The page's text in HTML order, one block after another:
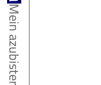
Mein azubister